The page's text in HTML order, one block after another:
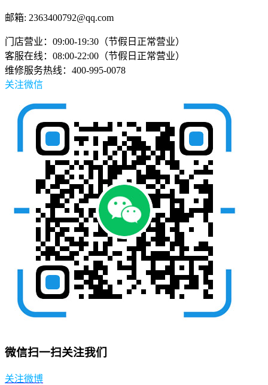
邮箱: 2363400792@qq.com
门店营业：09:00-19:30（节假日正常营业）
客服在线：08:00-22:00（节假日正常营业）
维修服务热线：400-995-0078
关注微信
微信扫一扫关注我们
关注微博